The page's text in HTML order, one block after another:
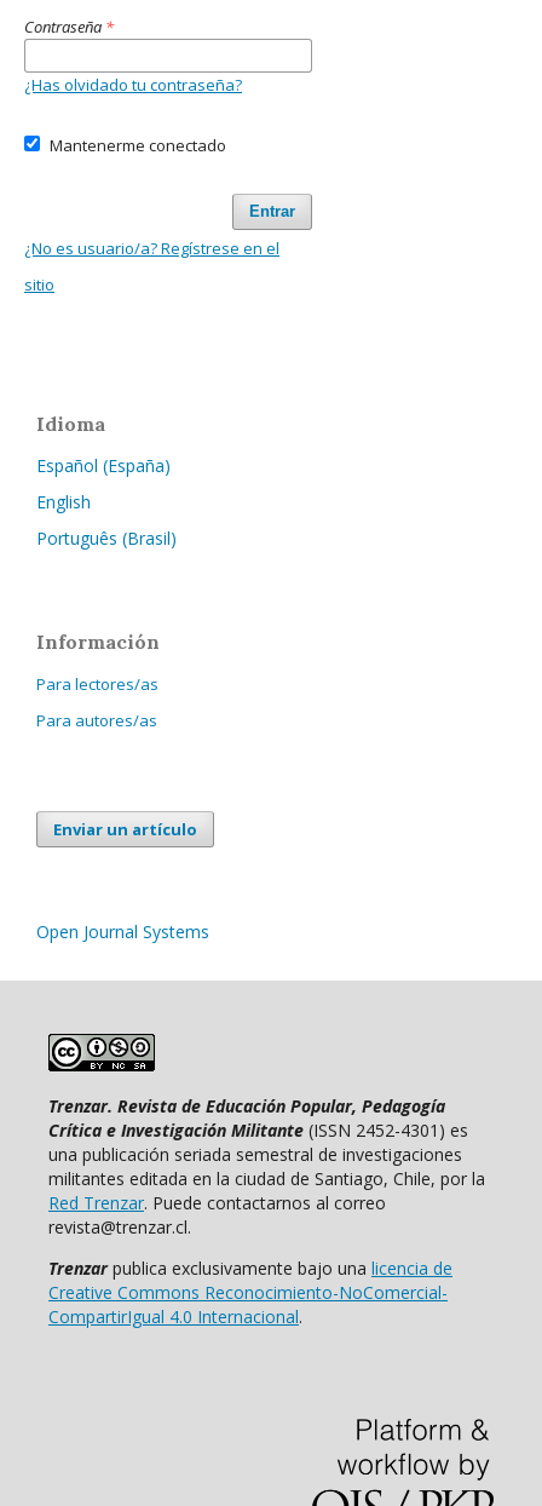
Contraseña *
¿Has olvidado tu contraseña?
Mantenerme conectado
Entrar
¿No es usuario/a? Regístrese en el
sitio
Idioma
Español (España)
English
Português (Brasil)
Información
Para lectores/as
Para autores/as
Enviar un artículo
Open Journal Systems
Trenzar. Revista de Educación Popular, Pedagogía
Crítica e Investigación Militante (ISSN 2452-4301) es
una publicación seriada semestral de investigaciones
militantes editada en la ciudad de Santiago, Chile, por la
Red Trenzar. Puede contactarnos al correo
revista@trenzar.cl.
Trenzarpublica exclusivamente bajo una licencia de
Creative Commons Reconocimiento-NoComercial-
CompartirIgual 4.0 Internacional.